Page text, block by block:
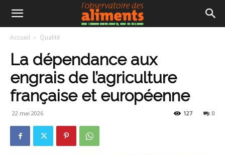
Accueil Qualité
La dépendance aux
engrais de l’agriculture
française et européenne
22 mai 2026 0
127